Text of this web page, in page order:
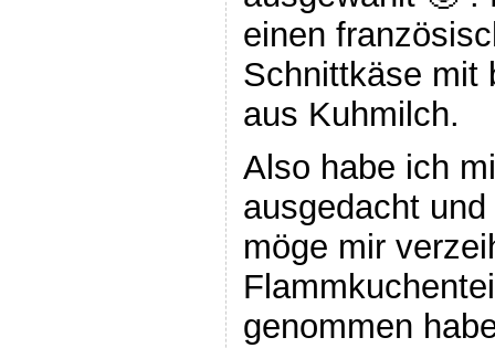
einen
Schnittkäse mit
aus Kuhmilch.
Also habe ich
ausgedacht
möge mir
genommen